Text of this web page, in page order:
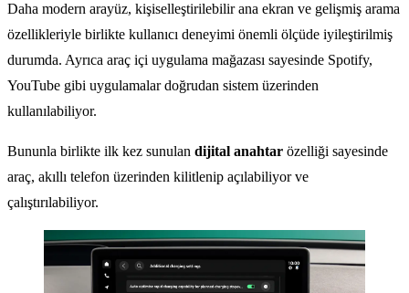
Daha modern arayüz, kişiselleştirilebilir ana ekran ve gelişmiş arama
özellikleriyle birlikte kullanıcı deneyimi önemli ölçüde iyileştirilmiş
durumda. Ayrıca araç içi uygulama mağazası sayesinde Spotify,
YouTube gibi uygulamalar doğrudan sistem üzerinden
kullanılabiliyor.
Bununla birlikte ilk kez sunulan dijital anahtar özelliği sayesinde
araç, akıllı telefon üzerinden kilitlenip açılabiliyor ve
çalıştırılabiliyor.